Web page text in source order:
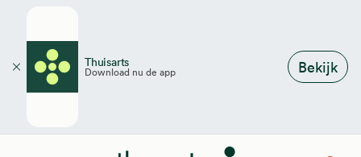
Thuisarts
Download nu de app Bekijk
Sluiten